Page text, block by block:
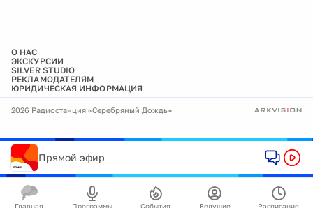
О НАС
ЭКСКУРСИИ
SILVER STUDIO
РЕКЛАМОДАТЕЛЯМ
ЮРИДИЧЕСКАЯ ИНФОРМАЦИЯ
2026 Радиостанция «Серебряный Дождь»
Прямой эфир
Главная Программы События Ведущие Расписание